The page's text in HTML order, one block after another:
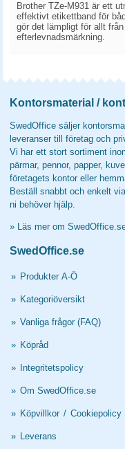
Brother TZe-M931 är ett
effektivt etikettband för
gör det lämpligt för allt
efterlevnadsmärkning.
Kontorsmaterial /
SwedOffice säljer
leveranser till företag och
Vi har ett stort sortiment
pärmar, pennor, papper,
företagets kontor eller
Beställ snabbt och enkelt
ni behöver hjälp.
» Läs mer om
SwedOffice.se
» Produkter A-Ö
» Kategoriöversikt
» Vanliga frågor (FAQ)
» Köpråd
» Integritetspolicy
» Om SwedOffice.se
» Köpvillkor / Cookiepolicy
» Leverans